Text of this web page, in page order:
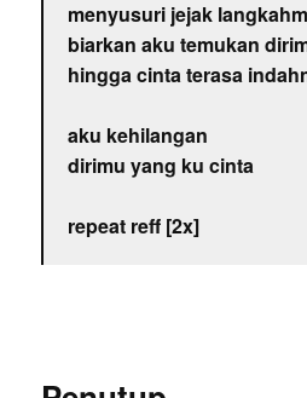
menyusuri jejak
biarkan aku temukan
hingga cinta terasa
aku kehilangan
dirimu yang ku cinta
repeat reff [2x]